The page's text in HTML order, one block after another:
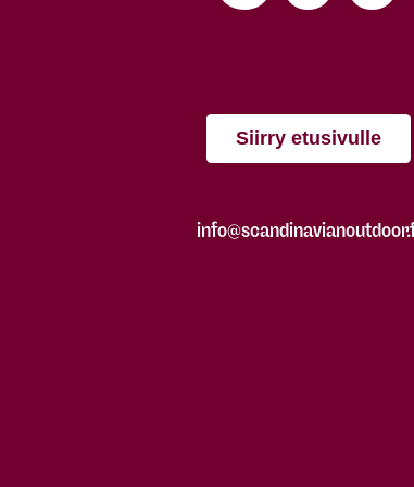
Siirry etusivulle